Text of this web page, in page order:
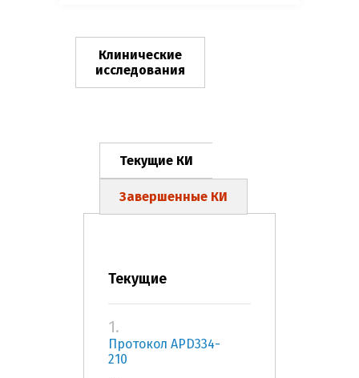
Клинические
исследования
Текущие КИ
Завершенные КИ
Текущие
1.
Протокол APD334-
210